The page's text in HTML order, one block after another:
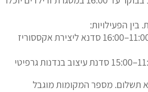
בין הפעילויות:
ביום ראשון ה – 5.4 בין השעות 11:00–16:00 סדנא ליצירת אקססוריז
תשלום. מספר המקומות מוגבל